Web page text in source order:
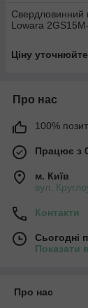
Свердловинний
Lowara
Ціну уточнюйте
Про нас
100%
Працює з
м. Київ
вул.
Контакти
Сьогодні
Показати
Про нас